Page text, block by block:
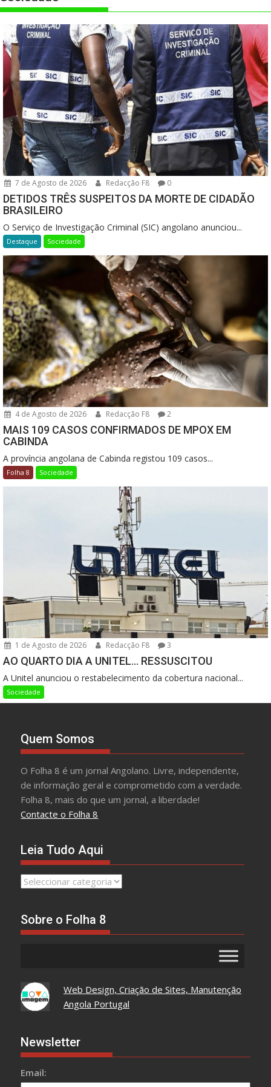
7 de Agosto de 2026 Redacção F8 0
DETIDOS TRÊS SUSPEITOS DA MORTE DE CIDADÃO
BRASILEIRO
O Serviço de Investigação Criminal (SIC) angolano anunciou...
Destaque Sociedade
4 de Agosto de 2026 Redacção F8 2
MAIS 109 CASOS CONFIRMADOS DE MPOX EM
CABINDA
A província angolana de Cabinda registou 109 casos...
Folha 8 Sociedade
1 de Agosto de 2026 Redacção F8 3
AO QUARTO DIA A UNITEL… RESSUSCITOU
A Unitel anunciou o restabelecimento da cobertura nacional...
Sociedade
Quem Somos
O Folha 8 é um jornal Angolano. Livre, independente,
de informação geral e comprometido com a verdade.
Folha 8, mais do que um jornal, a liberdade!
Contacte o Folha 8
Leia Tudo Aqui
Leia
Sobre o Folha 8
Web Design, Criação de Sites, Manutenção
Angola Portugal
Newsletter
Email: